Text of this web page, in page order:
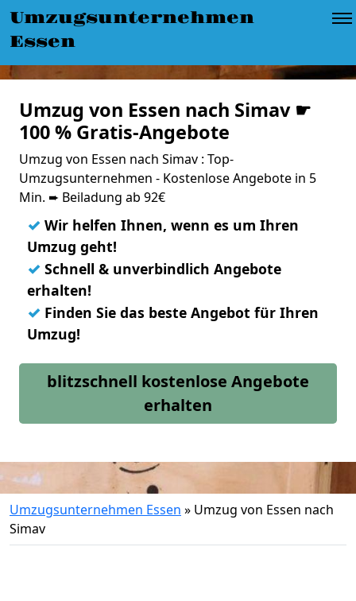
Umzugsunternehmen
Essen
Umzug von Essen nach Simav ☛
100 % Gratis-Angebote
Umzug von Essen nach Simav : Top-
Umzugsunternehmen - Kostenlose Angebote in 5
Min. ➨ Beiladung ab 92€
✓ Wir helfen Ihnen, wenn es um Ihren
Umzug geht!
✓ Schnell & unverbindlich Angebote
erhalten!
✓ Finden Sie das beste Angebot für Ihren
Umzug!
blitzschnell kostenlose Angebote
erhalten
Umzugsunternehmen Essen » Umzug von Essen nach
Simav